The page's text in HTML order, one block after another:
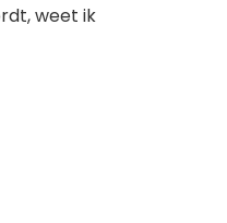
weet ik